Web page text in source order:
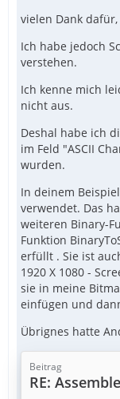
vielen Dank
Ich habe jedoch
verstehen.
Ich kenne mich
nicht aus.
Deshal habe ich
im Feld "ASCII
wurden.
In deinem
verwendet. Das
weiteren Binary-
Funktion
erfüllt . Sie ist
1920 X 1080 -
sie in meine
einfügen und
Übrignes hatte
Beitrag
RE: